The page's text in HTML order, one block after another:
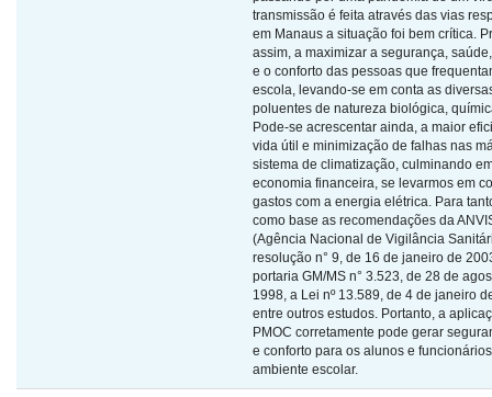
transmissão é feita através das vias
em Manaus a situação foi bem crítica.
assim, a maximizar a segurança,
e o conforto das pessoas que
escola, levando-se em conta as
poluentes de natureza biológica,
Pode-se acrescentar ainda, a maior
vida útil e minimização de falhas nas
sistema de climatização, culminando
economia financeira, se levarmos em
gastos com a energia elétrica. Para
como base as recomendações da
(Agência Nacional de Vigilância
resolução n° 9, de 16 de janeiro de
portaria GM/MS n° 3.523, de 28 de
1998, a Lei nº 13.589, de 4 de janeiro
entre outros estudos. Portanto, a
PMOC corretamente pode gerar
e conforto para os alunos e
ambiente escolar.